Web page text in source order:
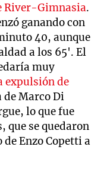
River-Gimnasia.
ganando con
40, aunque
a los 65'. El
muy
expulsión de
de Marco Di
lo que fue
que se quedaron
Enzo Copetti a